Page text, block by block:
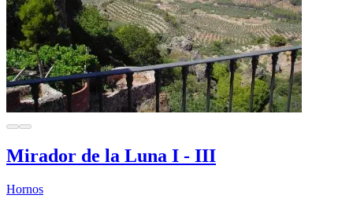
Mirador de la Luna I - III
Hornos